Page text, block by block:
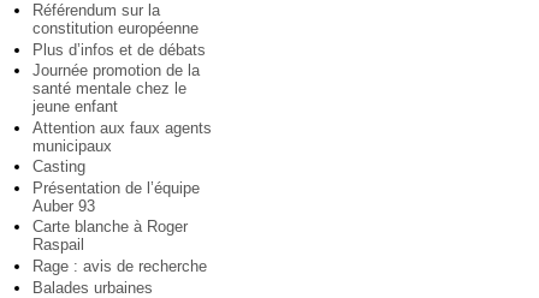
Référendum sur la
constitution européenne
Plus d’infos et de débats
Journée promotion de la
santé mentale chez le
jeune enfant
Attention aux faux agents
municipaux
Casting
Présentation de l’équipe
Auber 93
Carte blanche à Roger
Raspail
Rage : avis de recherche
Balades urbaines